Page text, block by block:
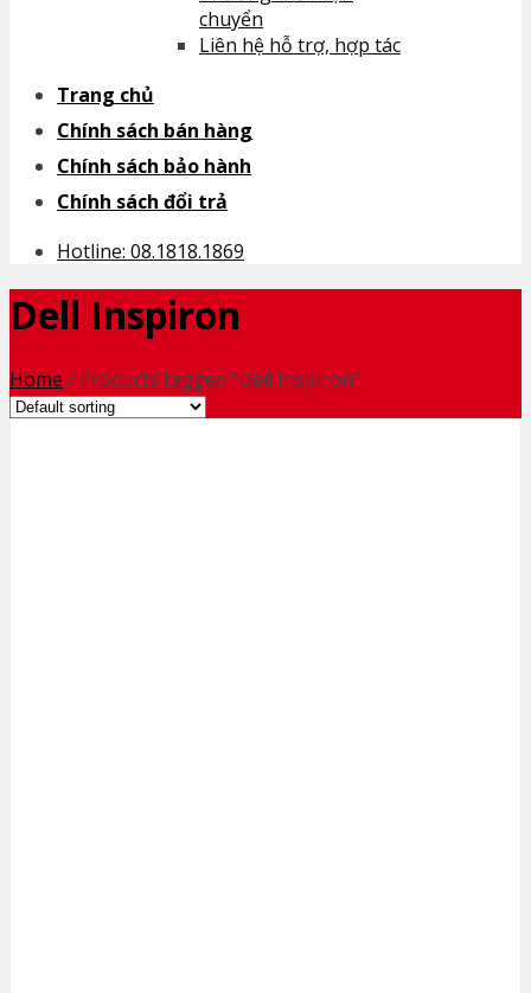
chuyển
Liên hệ hỗ trợ, hợp tác
Trang chủ
Chính sách bán hàng
Chính sách bảo hành
Chính sách đổi trả
Hotline: 08.1818.1869
Dell Inspiron
Home / Products tagged “Dell Inspiron”